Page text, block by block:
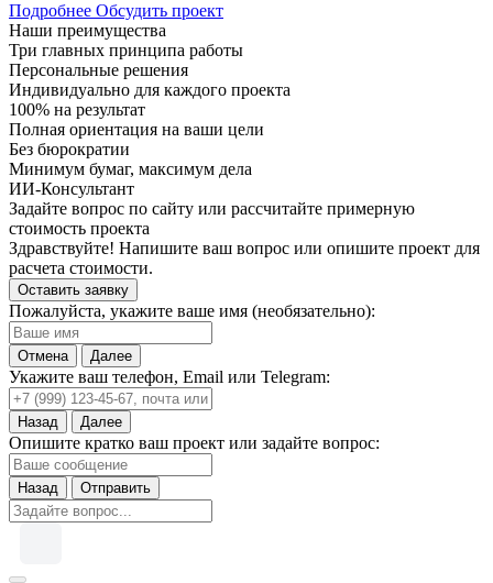
Подробнее Обсудить проект
Наши преимущества
Три главных принципа работы
Персональные решения
Индивидуально для каждого проекта
100% на результат
Полная ориентация на ваши цели
Без бюрократии
Минимум бумаг, максимум дела
ИИ-Консультант
Задайте вопрос по сайту или рассчитайте примерную
стоимость проекта
Здравствуйте! Напишите ваш вопрос или опишите проект для
расчета стоимости.
Оставить заявку
Пожалуйста, укажите ваше имя (необязательно):
Отмена Далее
Укажите ваш телефон, Email или Telegram:
Назад Далее
Опишите кратко ваш проект или задайте вопрос:
Назад Отправить